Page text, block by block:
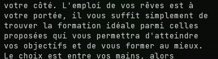
votre côté. L'emploi de vos rêves est à
votre portée, il vous suffit simplement de
trouver la formation idéale parmi celles
proposées qui vous permettra d'atteindre
vos objectifs et de vous former au mieux.
Le choix est entre vos mains, alors